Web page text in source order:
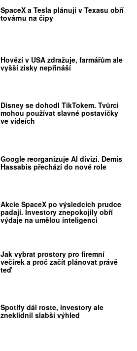
SpaceX a Tesla plánují v Texasu obří
továrnu na čipy
Hovězí v USA zdražuje, farmářům ale
vyšší zisky nepřináší
Disney se dohodl TikTokem. Tvůrci
mohou používat slavné postavičky
ve videích
Google reorganizuje AI divizi. Demis
Hassabis přechází do nové role
Akcie SpaceX po výsledcích prudce
padají. Investory znepokojily obří
výdaje na umělou inteligenci
Jak vybrat prostory pro firemní
večírek a proč začít plánovat právě
teď
Spotify dál roste, investory ale
zneklidnil slabší výhled